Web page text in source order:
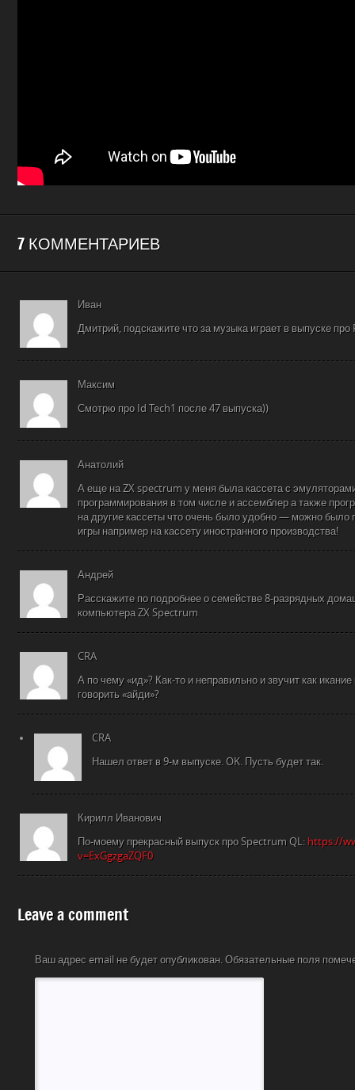
7 КОММЕНТАРИЕВ
Иван
Дмитрий, подскажите что за музыка играет в выпуске про
Максим
Смотрю про Id Tech1 после 47 выпуска))
Анатолий
А еще на ZX spectrum у меня была кассета с
программирования в том числе и ассемблер а также
на другие кассеты что очень было удобно — можно было
игры например на кассету иностранного производства!
Андрей
Расскажите по подробнее о семействе 8-разрядных
компьютера ZX Spectrum
CRA
А по чему «ид»? Как-то и неправильно и звучит как
говорить «айди»?
CRA
Нашел ответ в 9-м выпуске. OK. Пусть будет так.
Кирилл Иванович
По-моему прекрасный выпуск про Spectrum QL: https://
v=ExGgzgaZQF0
Leave a comment
Ваш адрес email не будет опубликован. Обязательные поля